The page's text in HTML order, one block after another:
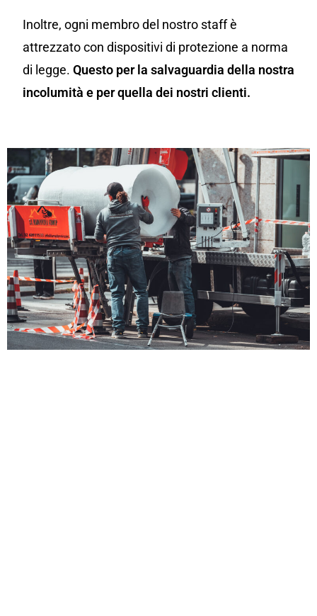
Inoltre, ogni membro del nostro staff è
attrezzato con dispositivi di protezione a norma
di legge. Questo per la salvaguardia della nostra
incolumità e per quella dei nostri clienti.